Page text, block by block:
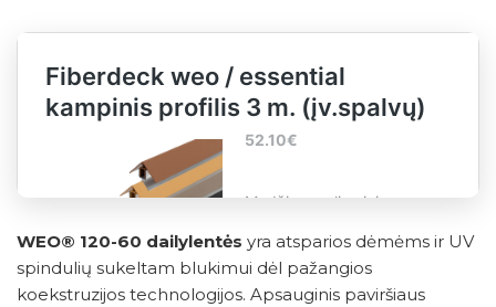
WEO® 120-60 dailylentės yra atsparios dėmėms ir UV
spindulių sukeltam blukimui dėl pažangios
koekstruzijos technologijos. Apsauginis paviršiaus